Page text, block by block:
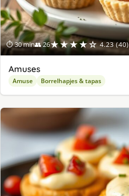
⏱ 30 min👥 26★★★★☆ 4.23 (40)
Amuses
Amuse Borrelhapjes & tapas